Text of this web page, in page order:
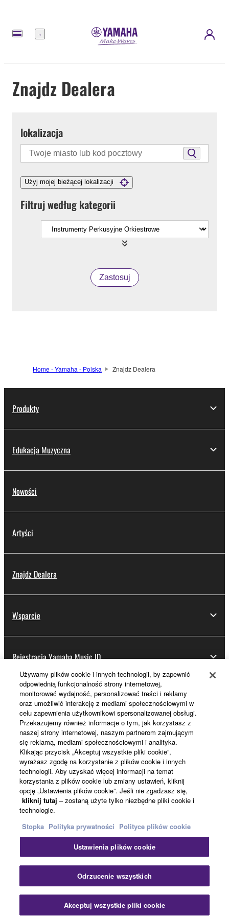
Menu
Znajdz Dealera
lokalizacja
Użyj mojej bieżącej lokalizacji
Filtruj według kategorii
Zastosuj
Home - Yamaha - Polska Znajdz Dealera
Produkty
Edukacja Muzyczna
Nowości
Artyści
Znajdz Dealera
Wsparcie
Rejestracja Yamaha Music ID
Informacje o Yamaha
Polska - Polish
Biznes
KontaktWarunki korzystaniaPolityka prywatności
Polityka plików cookieStopka
© Yamaha Corporation.
Używamy plików cookie i innych technologii, by zapewnić
odpowiednią funkcjonalność strony internetowej,
monitorować wydajność, personalizować treści i reklamy
oraz umożliwić interakcję z mediami społecznościowymi w
celu zapewnienia użytkownikowi spersonalizowanej obsługi.
Przekazujemy również informacje o tym, jak korzystasz z
naszej strony internetowej, naszym partnerom zajmującym
się reklamą, mediami społecznościowymi i analityka.
Klikając przycisk „Akceptuj wszystkie pliki cookie”,
wyrażasz zgodę na korzystanie z plików cookie i innych
technologii. Aby uzyskać więcej informacji na temat
korzystania z plików cookie lub zmiany ustawień, kliknij
opcję „Ustawienia plików cookie”. Jeśli nie zgadzasz się,
kliknij tutaj – zostaną użyte tylko niezbędne pliki cookie i
technologie.
Stopka Polityka prywatności Polityce plików cookie
Ustawienia plików cookie
Odrzucenie wszystkich
Akceptuj wszystkie pliki cookie